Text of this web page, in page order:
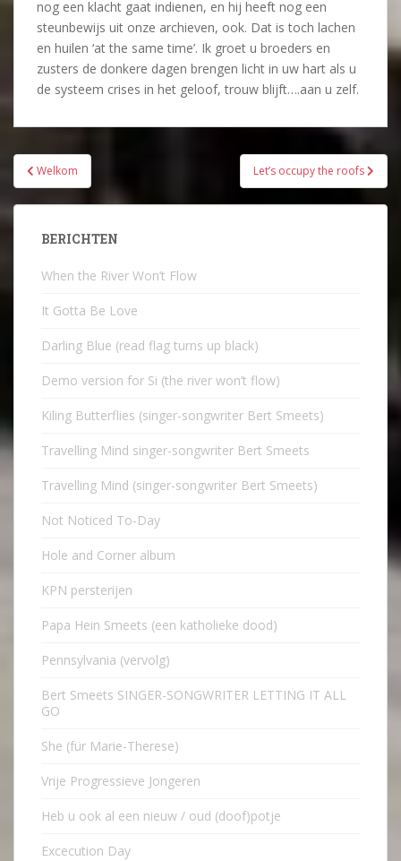
nog een klacht gaat indienen, en hij heeft nog een
steunbewijs uit onze archieven, ook. Dat is toch lachen
en huilen ‘at the same time’. Ik groet u broeders en
zusters de donkere dagen brengen licht in uw hart als u
de systeem crises in het geloof, trouw blijft….aan u zelf.
Bericht
navigatie
Welkom Let’s occupy the roofs
BERICHTEN
When the River Won’t Flow
It Gotta Be Love
Darling Blue (read flag turns up black)
Demo version for Si (the river won’t flow)
Kiling Butterflies (singer-songwriter Bert Smeets)
Travelling Mind singer-songwriter Bert Smeets
Travelling Mind (singer-songwriter Bert Smeets)
Not Noticed To-Day
Hole and Corner album
KPN persterijen
Papa Hein Smeets (een katholieke dood)
Pennsylvania (vervolg)
Bert Smeets SINGER-SONGWRITER LETTING IT ALL
GO
She (für Marie-Therese)
Vrije Progressieve Jongeren
Heb u ook al een nieuw / oud (doof)potje
Excecution Day